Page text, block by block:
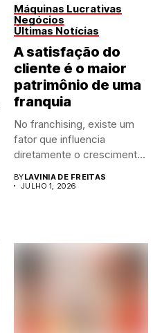
Máquinas Lucrativas
Negócios
Últimas Notícias
A satisfação do
cliente é o maior
patrimônio de uma
franquia
No franchising, existe um
fator que influencia
diretamente o crescimento
BYLAVINIA DE FREITAS
JULHO 1, 2026